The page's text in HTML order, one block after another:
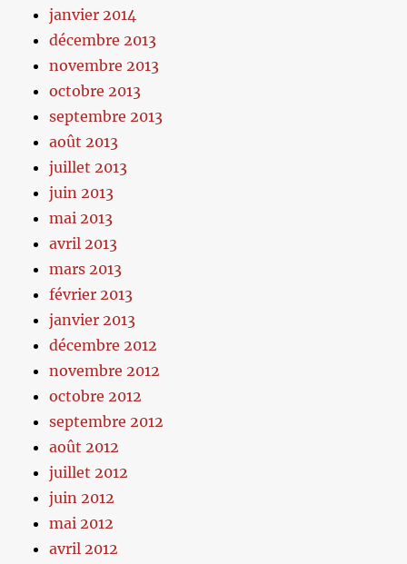
janvier 2014
décembre 2013
novembre 2013
octobre 2013
septembre 2013
août 2013
juillet 2013
juin 2013
mai 2013
avril 2013
mars 2013
février 2013
janvier 2013
décembre 2012
novembre 2012
octobre 2012
septembre 2012
août 2012
juillet 2012
juin 2012
mai 2012
avril 2012